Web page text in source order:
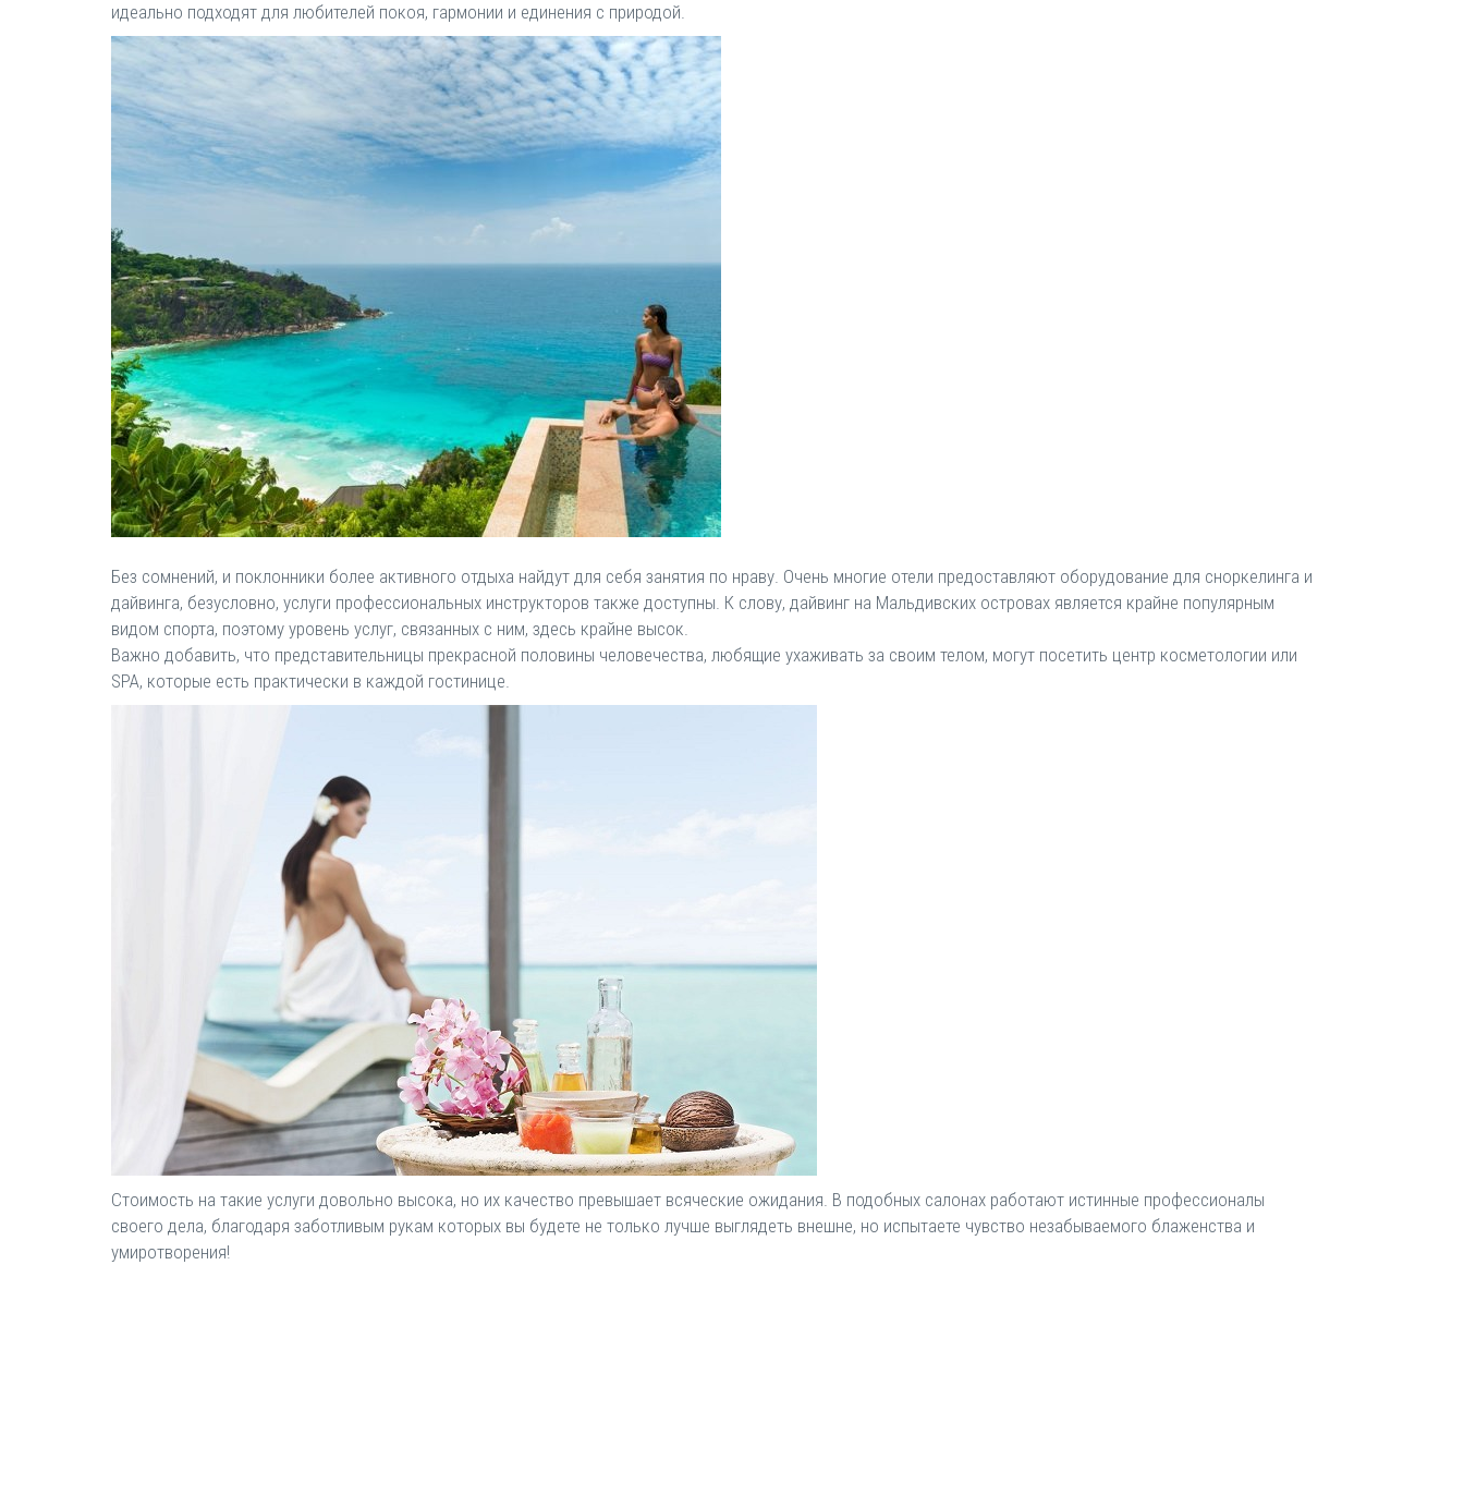
идеально подходят для любителей покоя, гармонии и единения с природой.
Без сомнений, и поклонники более активного отдыха найдут для себя занятия по нраву. Очень многие отели предоставляют оборудование для сноркелинга и
дайвинга, безусловно, услуги профессиональных инструкторов также доступны. К слову, дайвинг на Мальдивских островах является крайне популярным
видом спорта, поэтому уровень услуг, связанных с ним, здесь крайне высок.
Важно добавить, что представительницы прекрасной половины человечества, любящие ухаживать за своим телом, могут посетить центр косметологии или
SPA, которые есть практически в каждой гостинице.
Стоимость на такие услуги довольно высока, но их качество превышает всяческие ожидания. В подобных салонах работают истинные профессионалы
своего дела, благодаря заботливым рукам которых вы будете не только лучше выглядеть внешне, но испытаете чувство незабываемого блаженства и
умиротворения!